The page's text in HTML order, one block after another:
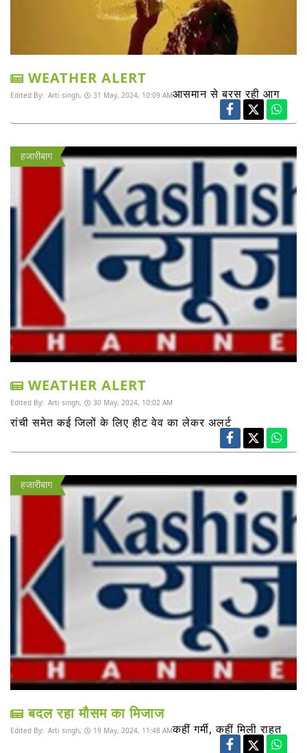
WEATHER ALERT
Edited By: Arti singh, 31 May, 2024, 10:09 AMआसमान से बरस रही आग
हजारीबाग
WEATHER ALERT
Edited By: Arti singh, 30 May, 2024, 10:02 AM
रांची समेत कई जिलों के लिए हीट वेव का लेकर अलर्ट
हजारीबाग
बदल रहा मौसम का मिजाज
Edited By: Arti singh, 19 May, 2024, 11:48 AMकहीं गर्मी, कहीं मिली राहत